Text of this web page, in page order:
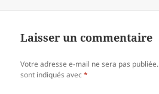
Laisser un commentaire
Votre adresse e-mail ne sera pas publiée.
sont indiqués avec*